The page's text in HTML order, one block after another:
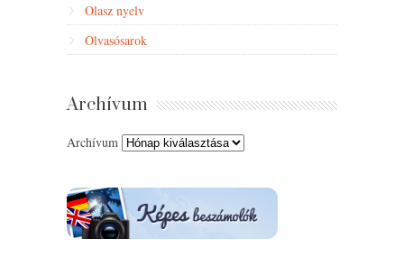
Olasz nyelv
Olvasósarok
Archívum
Archívum